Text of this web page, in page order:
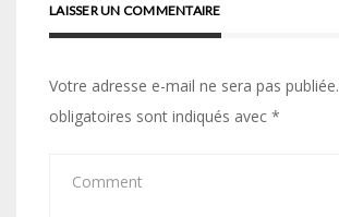
LAISSER UN COMMENTAIRE
Votre adresse e-mail ne sera pas publiée.
obligatoires sont indiqués avec *